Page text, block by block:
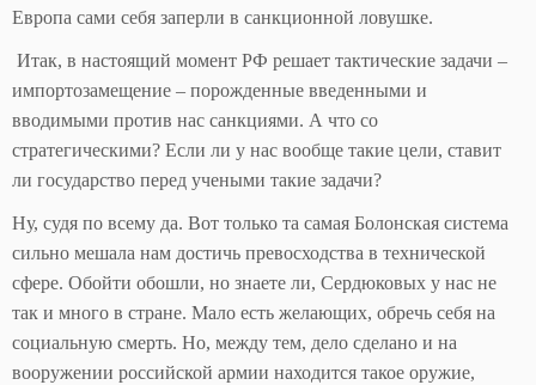
Европа сами себя заперли в санкционной ловушке.
Итак, в настоящий момент РФ решает тактические задачи –
импортозамещение – порожденные введенными и
вводимыми против нас санкциями. А что со
стратегическими? Если ли у нас вообще такие цели, ставит
ли государство перед учеными такие задачи?
Ну, судя по всему да. Вот только та самая Болонская система
сильно мешала нам достичь превосходства в технической
сфере. Обойти обошли, но знаете ли, Сердюковых у нас не
так и много в стране. Мало есть желающих, обречь себя на
социальную смерть. Но, между тем, дело сделано и на
вооружении российской армии находится такое оружие,